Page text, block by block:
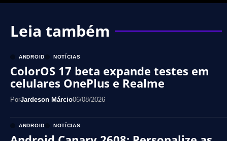
Leia também
ANDROID NOTÍCIAS
ColorOS 17 beta expande testes em
celulares OnePlus e Realme
PorJardeson Márcio06/08/2026
ANDROID NOTÍCIAS